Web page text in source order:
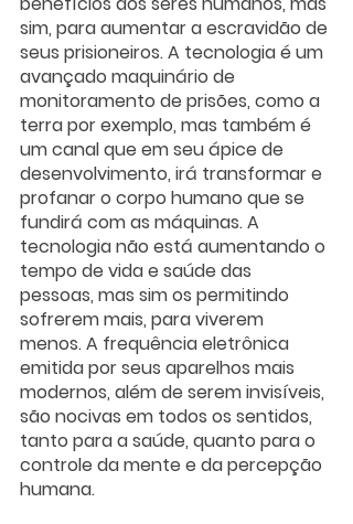
sim, para aumentar a escravidão de
seus prisioneiros. A tecnologia é um
avançado maquinário de
monitoramento de prisões, como a
terra por exemplo, mas também é
um canal que em seu ápice de
desenvolvimento, irá transformar e
profanar o corpo humano que se
fundirá com as máquinas. A
tecnologia não está aumentando o
tempo de vida e saúde das
pessoas, mas sim os permitindo
sofrerem mais, para viverem
menos. A frequência eletrônica
emitida por seus aparelhos mais
modernos, além de serem invisíveis,
são nocivas em todos os sentidos,
tanto para a saúde, quanto para o
controle da mente e da percepção
humana.